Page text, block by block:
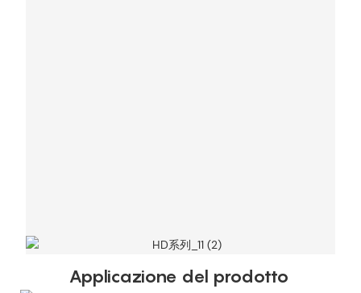
Applicazione del prodotto